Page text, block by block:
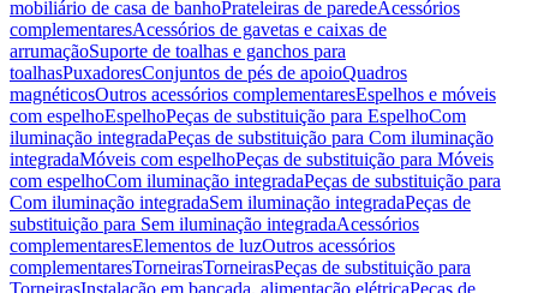
mobiliário de casa de banhoPrateleiras de paredeAcessórios
complementaresAcessórios de gavetas e caixas de
arrumaçãoSuporte de toalhas e ganchos para
toalhasPuxadoresConjuntos de pés de apoioQuadros
magnéticosOutros acessórios complementaresEspelhos e móveis
com espelhoEspelhoPeças de substituição para EspelhoCom
iluminação integradaPeças de substituição para Com iluminação
integradaMóveis com espelhoPeças de substituição para Móveis
com espelhoCom iluminação integradaPeças de substituição para
Com iluminação integradaSem iluminação integradaPeças de
substituição para Sem iluminação integradaAcessórios
complementaresElementos de luzOutros acessórios
complementaresTorneirasTorneirasPeças de substituição para
TorneirasInstalação em bancada, alimentação elétricaPeças de